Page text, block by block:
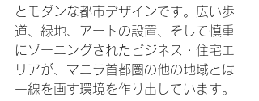
とモダンな都市デザインです。広い歩
道、緑地、アートの設置、そして慎重
にゾーニングされたビジネス・住宅エ
リアが、マニラ首都圏の他の地域とは
一線を画す環境を作り出しています。